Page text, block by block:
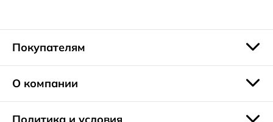
Покупателям
О компании